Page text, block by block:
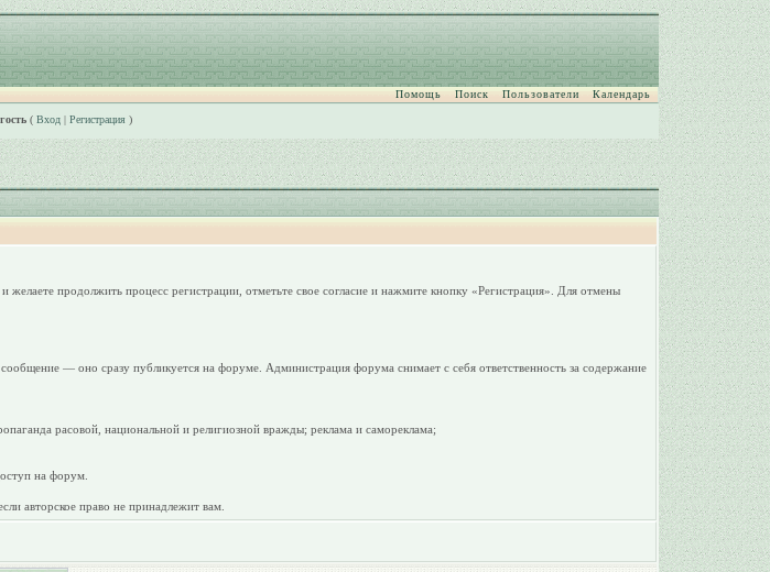
Помощь Поиск Пользователи Календарь
( Вход| Регистрация)
продолжить процесс регистрации, отметьте свое согласие и нажмите кнопку «Регистрация». Для отмены
— оно сразу публикуется на форуме. Администрация форума снимает с себя ответственность за содержание
расовой, национальной и религиозной вражды; реклама и самореклама;
на форум.
авторское право не принадлежит вам.